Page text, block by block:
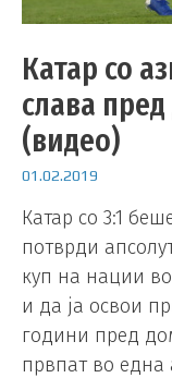
Катар со
слава
(видео)
01.02.2019
Катар со 3:1
потврди
куп на нации
и да ја освои
години пред
првпат во една